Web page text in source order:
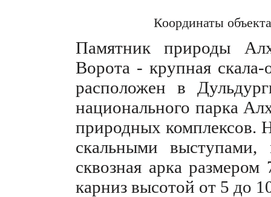
Координаты
Памятник природы
Ворота - крупная
расположен в
национального парка
природных комплексов.
скальными выступами,
сквозная арка
карниз высотой от 5 до